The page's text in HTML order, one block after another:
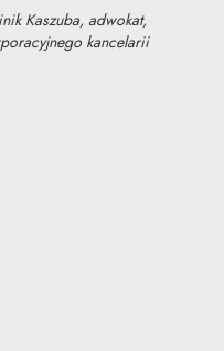
Kaszuba, adwokat,
kancelarii